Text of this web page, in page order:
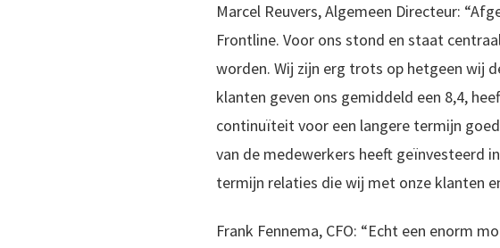
Marcel Reuvers, Algemeen Directeur:
Frontline. Voor ons stond en staat
worden. Wij zijn erg trots op hetgeen wij
klanten geven ons gemiddeld een 8,4,
continuïteit voor een langere termijn
van de medewerkers heeft geïnvesteerd
termijn relaties die wij met onze klanten
Frank Fennema, CFO: “Echt een enorm